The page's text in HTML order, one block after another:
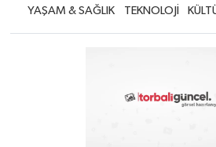
YAŞAM & SAĞLIK
TEKNOLOJİ